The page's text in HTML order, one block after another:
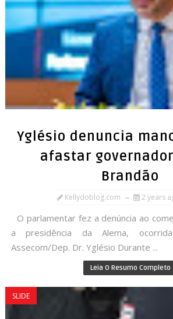
Yglésio denuncia
afastar
Brandão
Kellydoblog.com 2 years
O parlamentar fez a denúncia ao
a presidência da Alema,
Assecom/Dep. Dr. Yglésio Durante ...
Leia O Resumo Completo
SLIDE